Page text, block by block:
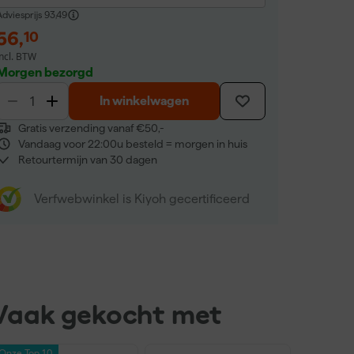
93,49
,10
BTW
bezorgd
In winkelwagen
Gratis verzending vanaf €50,-
Vandaag voor 22:00u besteld = morgen in huis
Retourtermijn van 30 dagen
Verfwebwinkel is Kiyoh gecertificeerd
gekocht met